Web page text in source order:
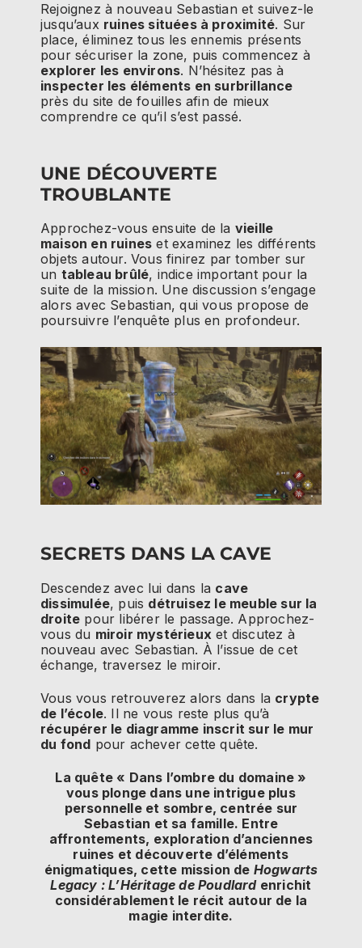
Rejoignez à nouveau Sebastian et suivez-le
jusqu’aux ruines situées à proximité. Sur
place, éliminez tous les ennemis présents
pour sécuriser la zone, puis commencez à
explorer les environs. N’hésitez pas à
inspecter les éléments en surbrillance
près du site de fouilles afin de mieux
comprendre ce qu’il s’est passé.
UNE DÉCOUVERTE
TROUBLANTE
Approchez-vous ensuite de la vieille
maison en ruines et examinez les différents
objets autour. Vous finirez par tomber sur
un tableau brûlé, indice important pour la
suite de la mission. Une discussion s’engage
alors avec Sebastian, qui vous propose de
poursuivre l’enquête plus en profondeur.
SECRETS DANS LA CAVE
Descendez avec lui dans la cave
dissimulée, puis détruisez le meuble sur la
droite pour libérer le passage. Approchez-
vous du miroir mystérieux et discutez à
nouveau avec Sebastian. À l’issue de cet
échange, traversez le miroir.
Vous vous retrouverez alors dans la crypte
de l’école. Il ne vous reste plus qu’à
récupérer le diagramme inscrit sur le mur
du fond pour achever cette quête.
La quête « Dans l’ombre du domaine »
vous plonge dans une intrigue plus
personnelle et sombre, centrée sur
Sebastian et sa famille. Entre
affrontements, exploration d’anciennes
ruines et découverte d’éléments
énigmatiques, cette mission de Hogwarts
Legacy : L’Héritage de Poudlardenrichit
considérablement le récit autour de la
magie interdite.